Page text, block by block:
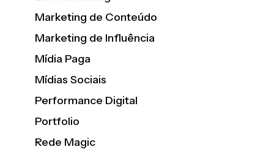
Marketing de Conteúdo
Marketing de Influência
Mídia Paga
Mídias Sociais
Performance Digital
Portfolio
Rede Magic